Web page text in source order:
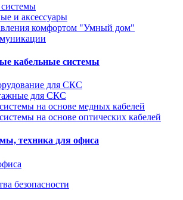
и аксессуары
комфортом "Умный дом"
кабельные системы
для СКС
для СКС
на основе медных кабелей
на основе оптических кабелей
техника для офиса
безопасности